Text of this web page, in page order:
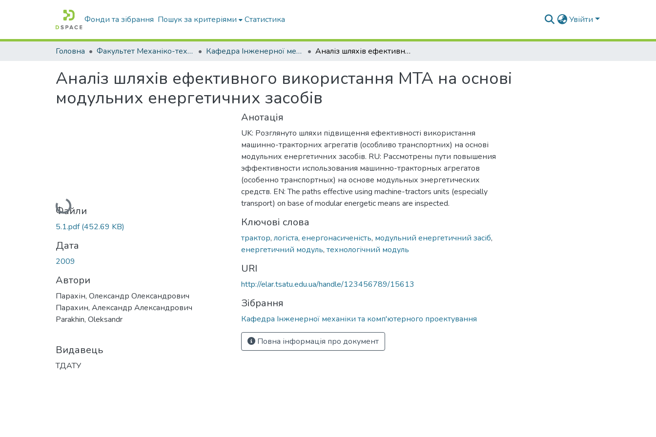
Фонди та зібрання Пошук за критеріями Статистика Увійти
Головна Факультет Механіко-технологічний Кафедра Інженерної механіки та комп'ютерного проектування Аналіз шляхів ефективного використання МТА на основі модульних енергетичних засобів
Аналіз шляхів ефективного використання МТА на основі
модульних енергетичних засобів
Вантажиться...
Файли
5.1.pdf(452.69 KB)
Дата
2009
Автори
Парахін, Олександр Олександрович
Парахин, Александр Александрович
Parakhin, Oleksandr
Видавець
ТДАТУ
Анотація
UK: Розглянуто шляхи підвищення ефективності використання
машинно-тракторних агрегатів (особливо транспортних) на основі
модульних енергетичних засобів. RU: Рассмотрены пути повышения
эффективности использования машинно-тракторных агрегатов
(особенно транспортных) на основе модульных энергетических
средств. EN: The paths effective using machine-tractors units (especially
transport) on base of modular energetic means are inspected.
Ключові слова
трактор, логіста, енергонасиченість, модульний енергетичний засіб,
енергетичний модуль, технологічний модуль
URI
http://elar.tsatu.edu.ua/handle/123456789/15613
Зібрання
Кафедра Інженерної механіки та комп'ютерного проектування
Повна інформація про документ